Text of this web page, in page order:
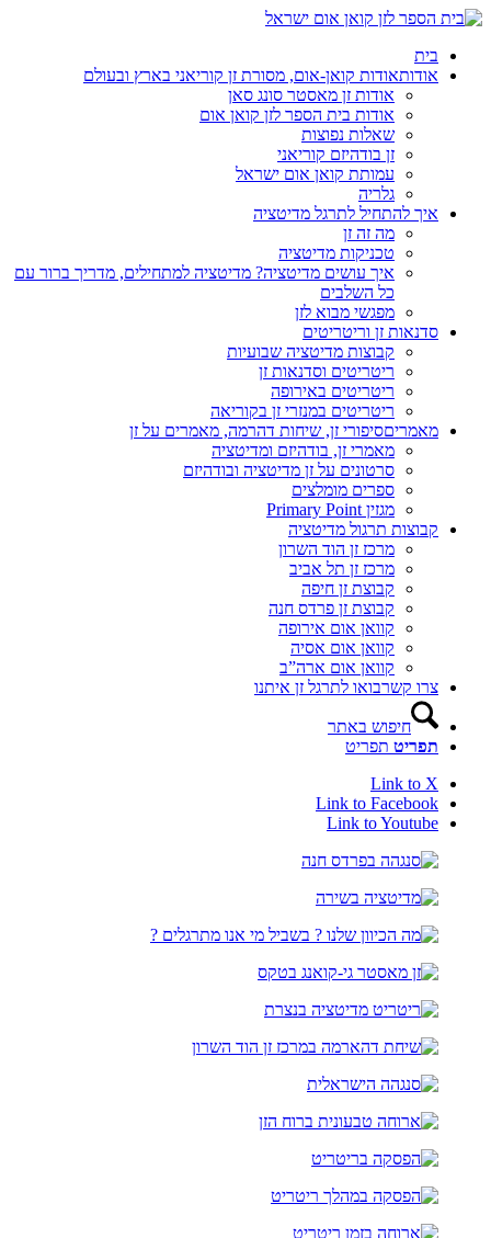
בית
אודותאודות קואן-אום, מסורת זן קוריאני בארץ ובעולם
אודות זן מאסטר סונג סאן
אודות בית הספר לזן קואן אום
שאלות נפוצות
זן בודהיזם קוריאני
עמותת קואן אום ישראל
גלריה
איך להתחיל לתרגל מדיטציה
מה זה זן
טכניקות מדיטציה
איך עושים מדיטציה? מדיטציה למתחילים, מדריך ברור עם
כל השלבים
מפגשי מבוא לזן
סדנאות זן וריטריטים
קבוצות מדיטציה שבועיות
ריטריטים וסדנאות זן
ריטריטים באירופה
ריטריטים במנזרי זן בקוריאה
מאמריםסיפורי זן, שיחות דהרמה, מאמרים על זן
מאמרי זן, בודהיזם ומדיטציה
סרטונים על זן מדיטציה ובודהיזם
ספרים מומלצים
מגזין Primary Point
קבוצות תרגול מדיטציה
מרכז זן הוד השרון
מרכז זן תל אביב
קבוצת זן חיפה
קבוצת זן פרדס חנה
קוואן אום אירופה
קוואן אום אסיה
קוואן אום ארה”ב
צרו קשרבואו לתרגל זן איתנו
חיפוש באתר
תפריט תפריט
Link to X
Link to Facebook
Link to Youtube